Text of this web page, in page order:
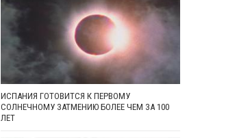
ИСПАНИЯ ГОТОВИТСЯ К ПЕРВОМУ
СОЛНЕЧНОМУ ЗАТМЕНИЮ БОЛЕЕ ЧЕМ ЗА 100
ЛЕТ